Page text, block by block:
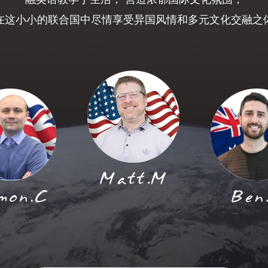
这小小的联合国中尽情享受异国风情和多元文化交融之